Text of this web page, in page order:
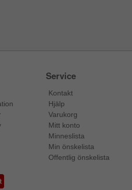
Service
Kontakt
Hjälp
Varukorg
Mitt konto
Minneslista
Min önskelista
Offentlig önskelista